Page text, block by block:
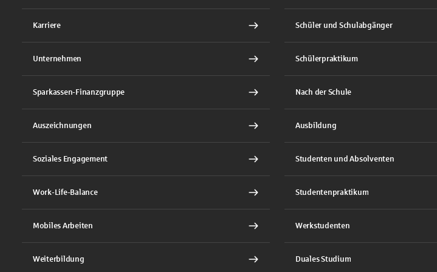
Karriere
Unternehmen
Sparkassen-Finanzgruppe
Auszeichnungen
Soziales Engagement
Work-Life-Balance
Mobiles Arbeiten
Weiterbildung
Schüler und Schulabgänger
Schülerpraktikum
Nach der Schule
Ausbildung
Studenten und Absolventen
Studentenpraktikum
Werkstudenten
Duales Studium